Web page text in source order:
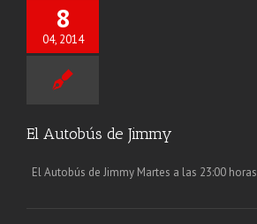
8
04, 2014
El Autobús de Jimmy
El Autobús de Jimmy Martes a las 23:00 horas